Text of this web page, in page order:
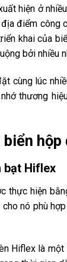
hiện ở
điểm công
khai của
bởi nhiều
cùng lúc
thương
bạt Hiflex
thực hiện
nó phù
Hiflex là